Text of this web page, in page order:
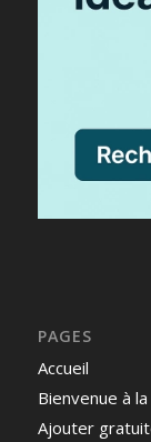
PAGES
Accueil
Bienvenue à
Ajouter